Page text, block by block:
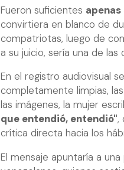
Fueron suficientes
convirtiera en blanco de
compatriotas, luego de
a su juicio, sería una de las
En el registro audiovisual
completamente limpias,
las imágenes, la mujer
que entendió, entendió",
crítica directa hacia los
El mensaje apuntaría a